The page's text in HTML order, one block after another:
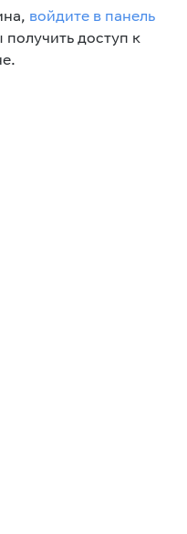
войдите в панель
получить доступ к